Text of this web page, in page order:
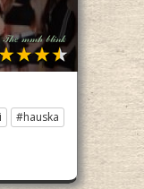
𝒯𝒽𝑒 𝓂𝓂𝒽 𝒷𝓁𝒾𝓃𝓀
#hauska